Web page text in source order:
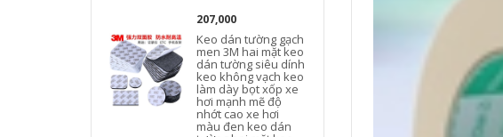
207,000
Keo dán tường gạch
men 3M hai mặt keo
dán tường siêu dính
keo không vạch keo
làm dày bọt xốp xe
hơi mạnh mẽ độ
nhớt cao xe hơi
màu đen keo dán
3M471 đánh dấu
mặt đất Cảnh báo lõi
cao su không vạch
màu đỏ xanh xanh
đen trắng vàng đen
Băng cảnh báo cảnh
báo tiếp đất băng
dính nền nhà xưởng